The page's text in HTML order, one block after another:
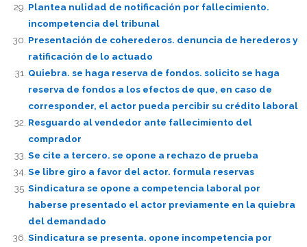
Plantea nulidad de notificación por fallecimiento.
incompetencia del tribunal
Presentación de coherederos. denuncia de herederos y
ratificación de lo actuado
Quiebra. se haga reserva de fondos. solicito se haga
reserva de fondos a los efectos de que, en caso de
corresponder, el actor pueda percibir su crédito laboral
Resguardo al vendedor ante fallecimiento del
comprador
Se cite a tercero. se opone a rechazo de prueba
Se libre giro a favor del actor. formula reservas
Sindicatura se opone a competencia laboral por
haberse presentado el actor previamente en la quiebra
del demandado
Sindicatura se presenta. opone incompetencia por